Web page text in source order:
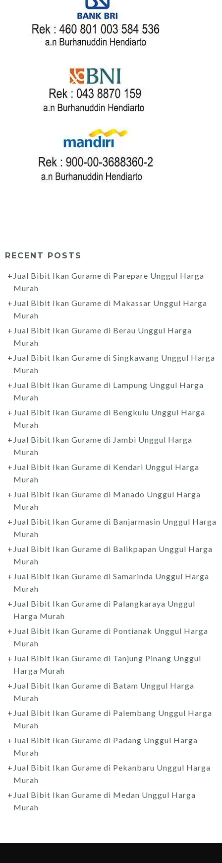
RECENT POSTS
Jual Bibit Ikan Gurame di Parepare Unggul Harga
Murah
Jual Bibit Ikan Gurame di Makassar Unggul Harga
Murah
Jual Bibit Ikan Gurame di Berau Unggul Harga
Murah
Jual Bibit Ikan Gurame di Singkawang Unggul Harga
Murah
Jual Bibit Ikan Gurame di Lampung Unggul Harga
Murah
Jual Bibit Ikan Gurame di Bengkulu Unggul Harga
Murah
Jual Bibit Ikan Gurame di Jambi Unggul Harga
Murah
Jual Bibit Ikan Gurame di Kendari Unggul Harga
Murah
Jual Bibit Ikan Gurame di Manado Unggul Harga
Murah
Jual Bibit Ikan Gurame di Banjarmasin Unggul Harga
Murah
Jual Bibit Ikan Gurame di Balikpapan Unggul Harga
Murah
Jual Bibit Ikan Gurame di Samarinda Unggul Harga
Murah
Jual Bibit Ikan Gurame di Palangkaraya Unggul
Harga Murah
Jual Bibit Ikan Gurame di Pontianak Unggul Harga
Murah
Jual Bibit Ikan Gurame di Tanjung Pinang Unggul
Harga Murah
Jual Bibit Ikan Gurame di Batam Unggul Harga
Murah
Jual Bibit Ikan Gurame di Palembang Unggul Harga
Murah
Jual Bibit Ikan Gurame di Padang Unggul Harga
Murah
Jual Bibit Ikan Gurame di Pekanbaru Unggul Harga
Murah
Jual Bibit Ikan Gurame di Medan Unggul Harga
Murah